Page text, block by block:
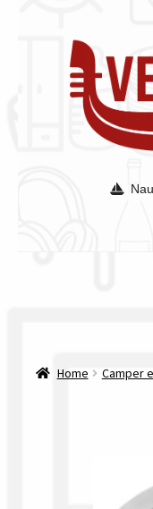
alla
navigazione
contenuto
Spedizioni in
Home Camper